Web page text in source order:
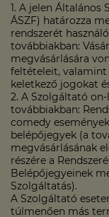
1. A jelen Általános
ÁSZF) határozza
rendszerét
továbbiakban:
megvásárlására
feltételeit, valamint
keletkező jogokat
2. A Szolgáltató
továbbiakban:
comedy
belépőjegyek (a
megvásárlásának
részére a
Belépőjegyeinek
Szolgáltatás).
A Szolgáltató
túlmenően más